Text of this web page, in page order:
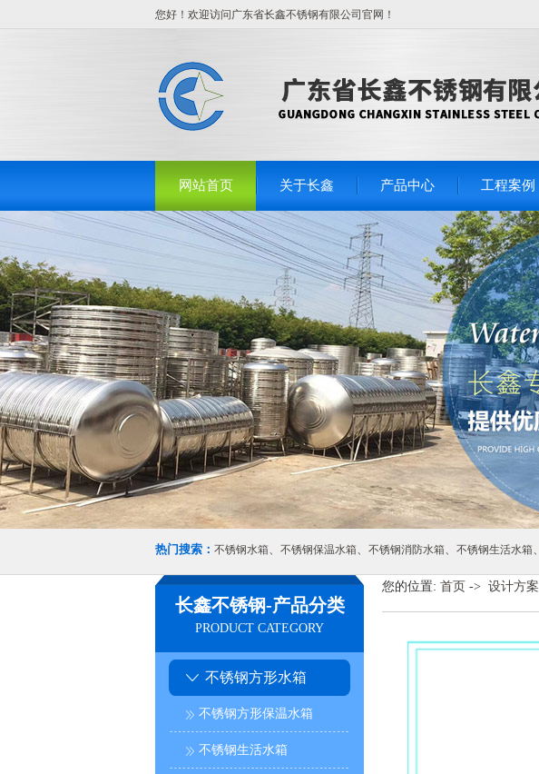
您好！欢迎访问广东省长鑫不锈钢有限公司官网！
网站首页 关于长鑫 产品中心 工程案例
热门搜索： 不锈钢水箱、 不锈钢保温水箱、 不锈钢消防水箱、 不锈钢生活水箱、
长鑫不锈钢-产品分类
PRODUCT CATEGORY
不锈钢方形水箱
不锈钢方形保温水箱
不锈钢生活水箱
您的位置: 首页 -> 设计方案